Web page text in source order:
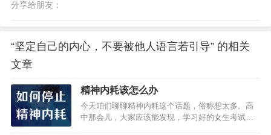
分享给朋友：
“坚定自己的内心，不要被他人语言若引导” 的相关
文章
精神内耗该怎么办
今天咱们聊聊精神内耗这个话题，俗称想太多。高
中那会儿，大家应该能发现，学习好的女生考试前